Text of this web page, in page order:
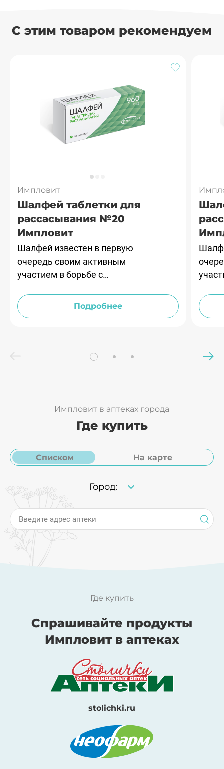
Рутин Щавель трава
С этим товаром рекомендуем
Импловит
Шалфей таблетки для
рассасывания №20
Импловит
Шалфей известен в первую
очередь своим активным
участием в борьбе с
воспалительными
процессами.
Подробнее
Импловит в аптеках города
Где купить
Списком На карте
Город:
Введите адрес аптеки
Где купить
Спрашивайте продукты
Импловит в аптеках
stolichki.ru